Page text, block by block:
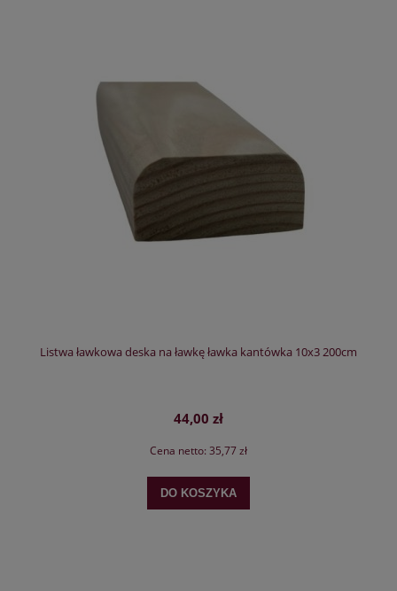
Listwa ławkowa deska na ławkę ławka kantówka 10x3 200cm
44,00 zł
Cena netto: 35,77 zł
DO KOSZYKA